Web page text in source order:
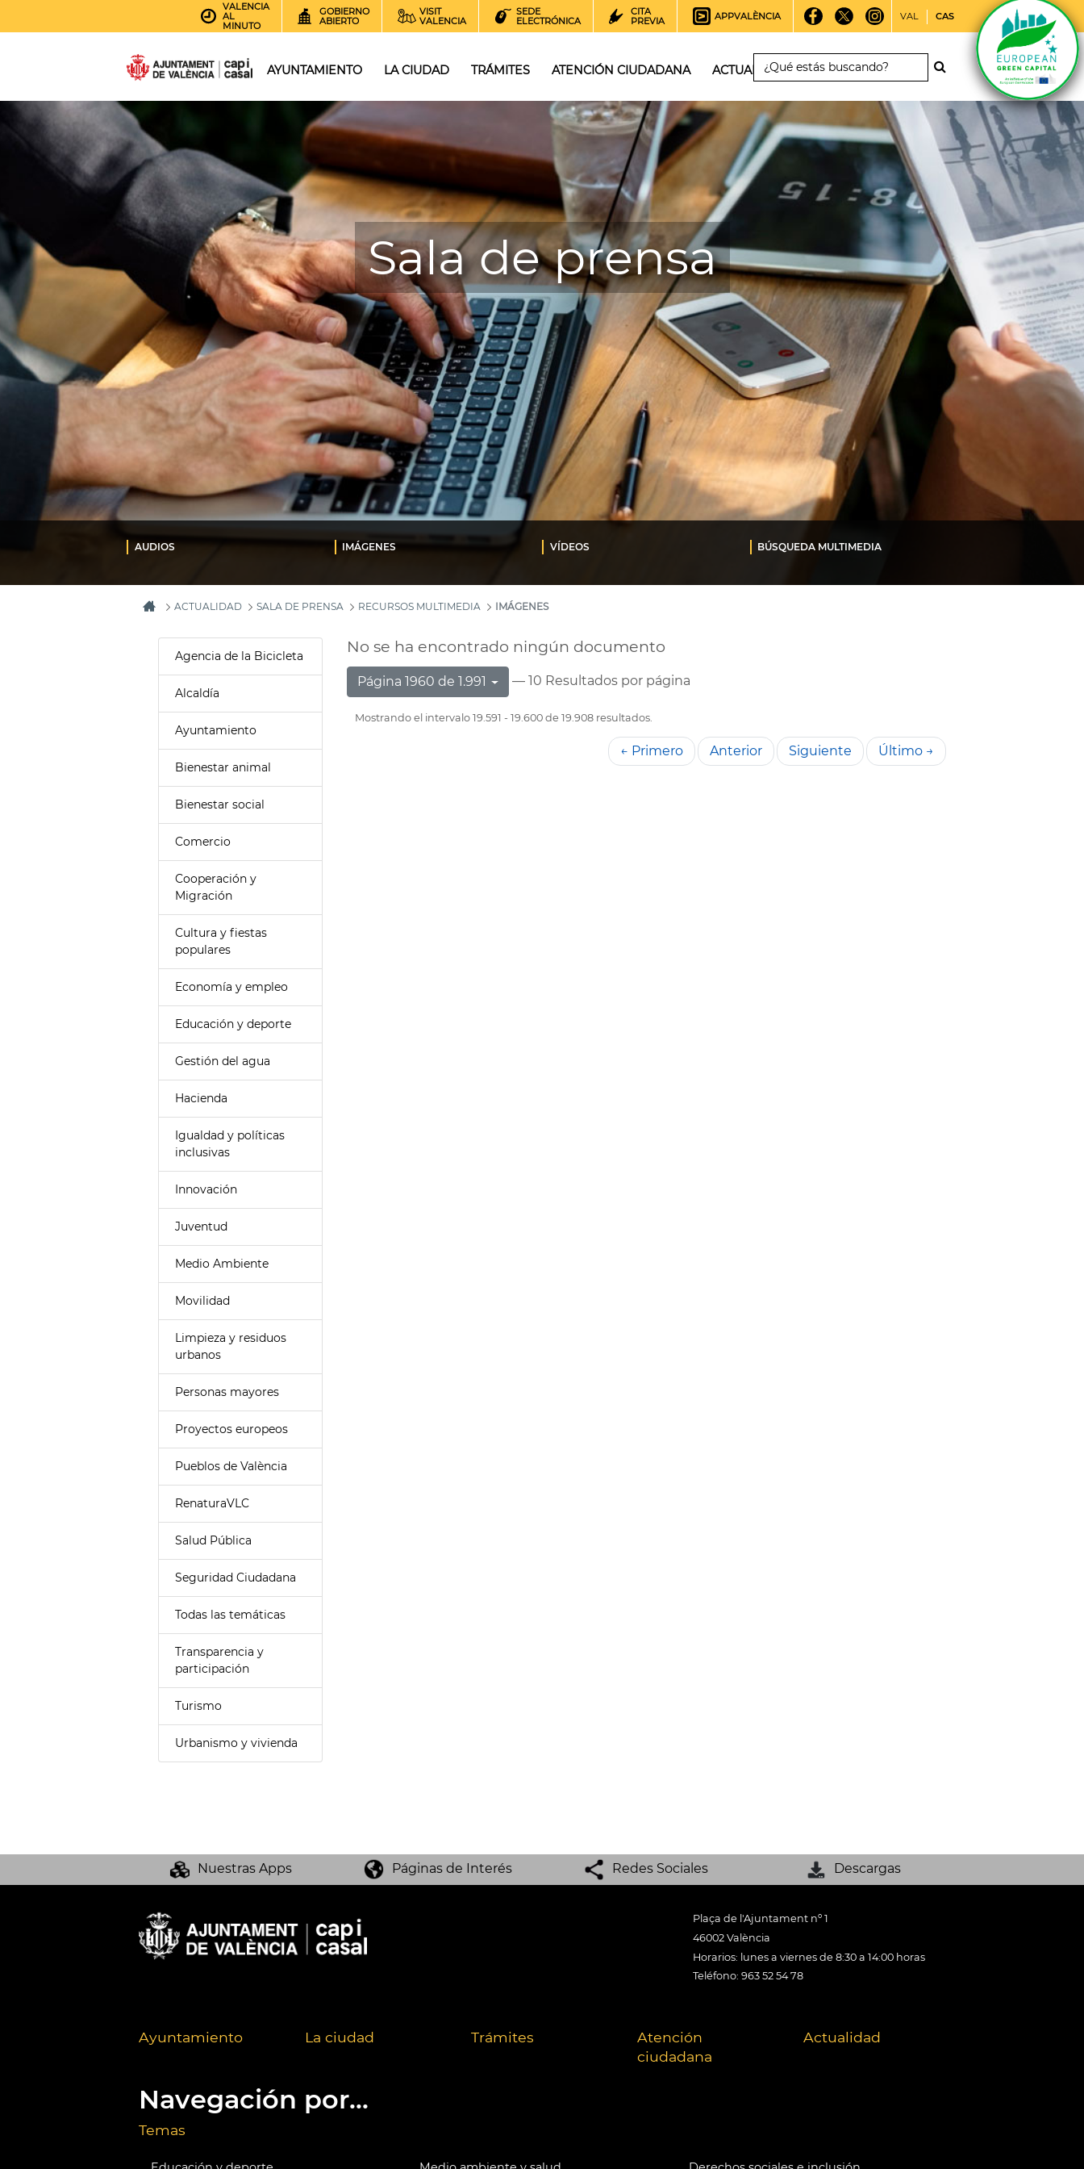
VALENCIA
AL
MINUTO
GOBIERNO
ABIERTO
VISIT
VALENCIA
SEDE
ELECTRÓNICA
CITA
PREVIA
APPVALÈNCIA VAL CAS
AYUNTAMIENTO LA CIUDAD TRÁMITES ATENCIÓN CIUDADANA ACTUALIDAD
Sala de prensa
AUDIOS IMÁGENES VÍDEOS BÚSQUEDA MULTIMEDIA
ACTUALIDAD SALA DE PRENSA RECURSOS MULTIMEDIA IMÁGENES
Agencia de la Bicicleta
Alcaldía
Ayuntamiento
Bienestar animal
Bienestar social
Comercio
Cooperación y
Migración
Cultura y fiestas
populares
Economía y empleo
Educación y deporte
Gestión del agua
Hacienda
Igualdad y políticas
inclusivas
Innovación
Juventud
Medio Ambiente
Movilidad
Limpieza y residuos
urbanos
Personas mayores
Proyectos europeos
Pueblos de València
RenaturaVLC
Salud Pública
Seguridad Ciudadana
Todas las temáticas
Transparencia y
participación
Turismo
Urbanismo y vivienda
No se ha encontrado ningún documento
Página 1960 de 1.991 — 10 Resultados por página
Mostrando el intervalo 19.591 - 19.600 de 19.908 resultados.
← Primero Anterior Siguiente Último →
Nuestras Apps Páginas de Interés Redes Sociales Descargas
Plaça de l'Ajuntament nº 1
46002 València
Horarios: lunes a viernes de 8:30 a 14:00 horas
Teléfono: 963 52 54 78
Ayuntamiento La ciudad Trámites
Atención
ciudadana
Actualidad
Navegación por...
Temas